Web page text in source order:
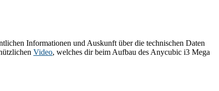
Informationen und Auskunft über die technischen Daten
Video, welches dir beim Aufbau des Anycubic i3 Mega